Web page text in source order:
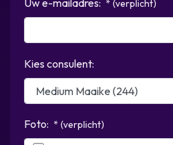
* (verplicht)
Kies consulent:
Foto: * (verplicht)